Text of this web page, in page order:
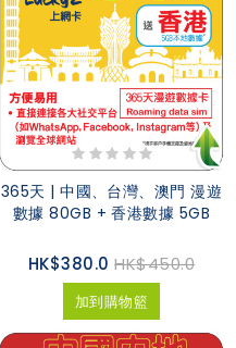
365天 | 中國、台灣、澳門 漫遊
數據 80GB + 香港數據 5GB
HK$380.0 HK$450.0
加到購物籃